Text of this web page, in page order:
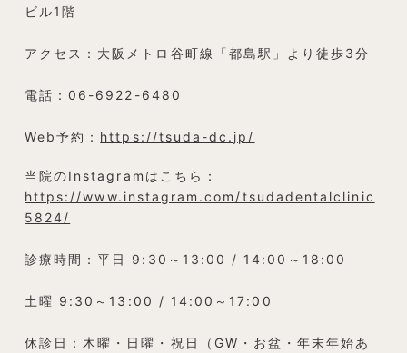
ビル1階
アクセス：大阪メトロ谷町線「都島駅」より徒歩3分
電話：06-6922-6480
Web予約： https://tsuda-dc.jp/
当院のInstagramはこちら：
https://www.instagram.com/tsudadentalclinic
5824/
診療時間：平日 9:30～13:00 / 14:00～18:00
土曜 9:30～13:00 / 14:00～17:00
休診日：木曜・日曜・祝日（GW・お盆・年末年始あ